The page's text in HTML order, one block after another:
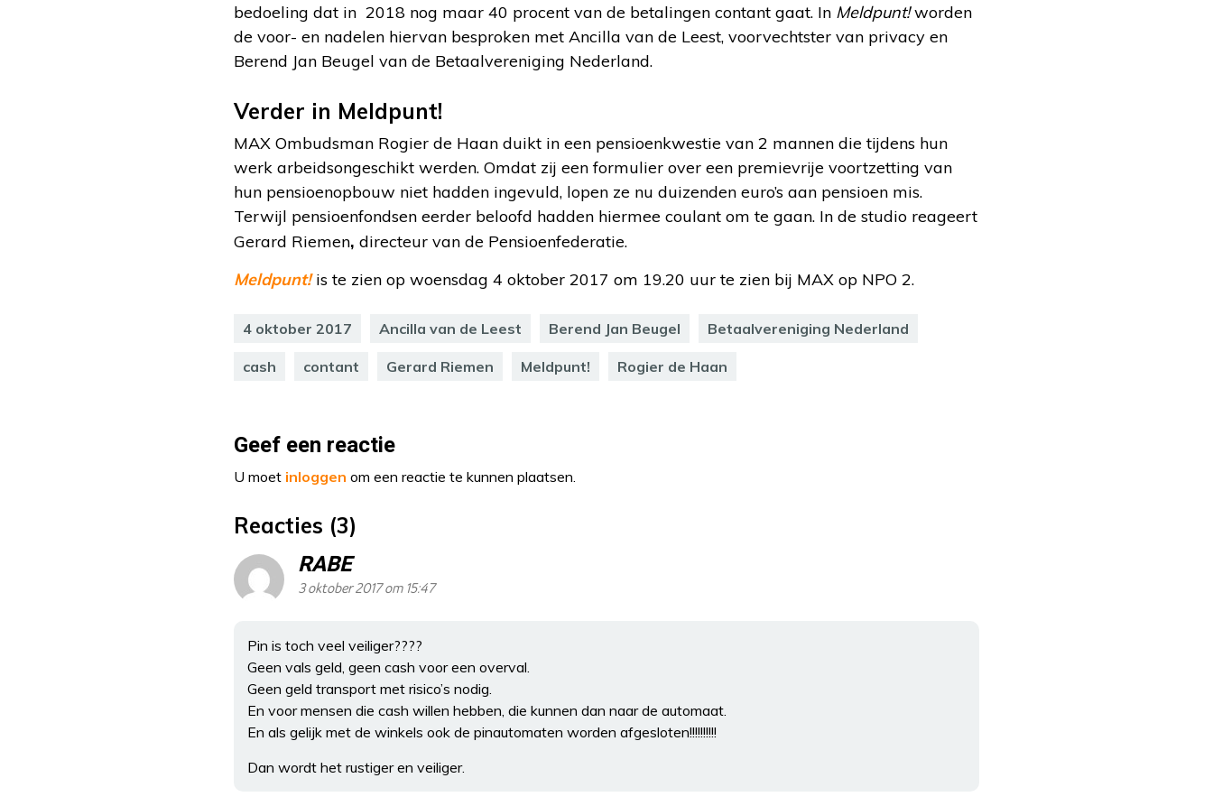
bedoeling dat in 2018 nog maar 40 procent van de betalingen contant gaat. In Meldpunt!worden
de voor- en nadelen hiervan besproken met Ancilla van de Leest, voorvechtster van privacy en
Berend Jan Beugel van de Betaalvereniging Nederland.
Verder in Meldpunt!
MAX Ombudsman Rogier de Haan duikt in een pensioenkwestie van 2 mannen die tijdens hun
werk arbeidsongeschikt werden. Omdat zij een formulier over een premievrije voortzetting van
hun pensioenopbouw niet hadden ingevuld, lopen ze nu duizenden euro’s aan pensioen mis.
Terwijl pensioenfondsen eerder beloofd hadden hiermee coulant om te gaan. In de studio reageert
Gerard Riemen, directeur van de Pensioenfederatie.
Meldpunt!is te zien op woensdag 4 oktober 2017 om 19.20 uur te zien bij MAX op NPO 2.
4 oktober 2017 Ancilla van de Leest Berend Jan Beugel Betaalvereniging Nederland
cash contant Gerard Riemen Meldpunt! Rogier de Haan
Geef een reactie
U moet inloggen om een reactie te kunnen plaatsen.
Reacties (3)
RABE
3 oktober 2017 om 15:47
Pin is toch veel veiliger????
Geen vals geld, geen cash voor een overval.
Geen geld transport met risico’s nodig.
En voor mensen die cash willen hebben, die kunnen dan naar de automaat.
En als gelijk met de winkels ook de pinautomaten worden afgesloten!!!!!!!!!!
Dan wordt het rustiger en veiliger.